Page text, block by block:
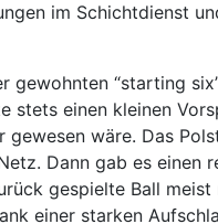
im Schichtdienst
“starting
einen kleinen
wäre. Das
Dann gab es einen
gespielte Ball meist
einer starken